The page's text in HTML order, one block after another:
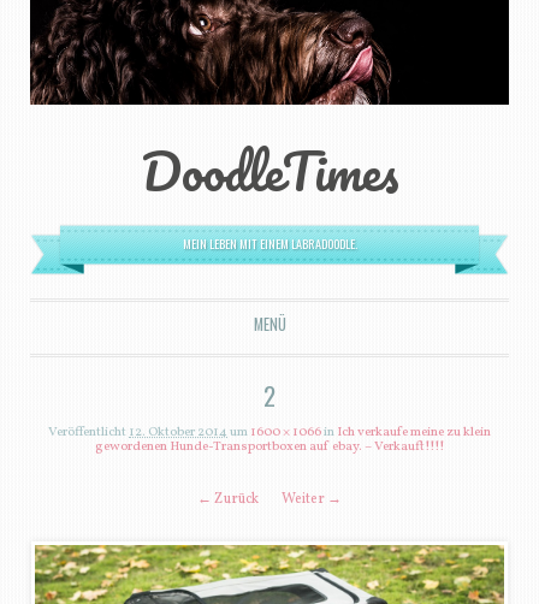
DoodleTimes
MEIN LEBEN MIT EINEM LABRADOODLE.
MENÜ
ZUM INHALT SPRINGEN
2
Veröffentlicht12. Oktober 2014um1600 × 1066inIch verkaufe meine zu klein
gewordenen Hunde-Transportboxen auf ebay. – Verkauft!!!!
← Zurück Weiter →